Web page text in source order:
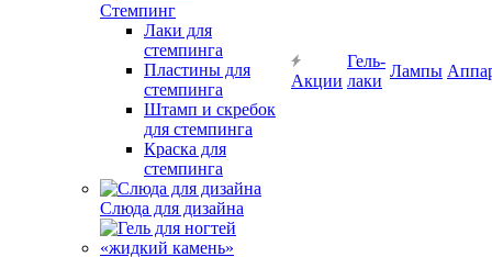
Стемпинг
Лаки для
стемпинга
Пластины для
стемпинга
Штамп и скребок
для стемпинга
Краска для
стемпинга
Слюда для дизайна
Акции
Гель-
лаки
Лампы